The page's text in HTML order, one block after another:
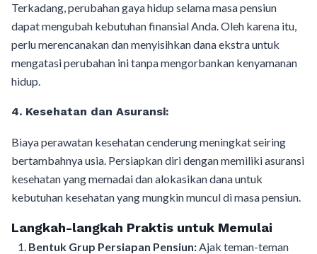
Terkadang, perubahan gaya hidup selama masa pensiun
dapat mengubah kebutuhan finansial Anda. Oleh karena itu,
perlu merencanakan dan menyisihkan dana ekstra untuk
mengatasi perubahan ini tanpa mengorbankan kenyamanan
hidup.
4. Kesehatan dan Asuransi:
Biaya perawatan kesehatan cenderung meningkat seiring
bertambahnya usia. Persiapkan diri dengan memiliki asuransi
kesehatan yang memadai dan alokasikan dana untuk
kebutuhan kesehatan yang mungkin muncul di masa pensiun.
Langkah-langkah Praktis untuk Memulai
Bentuk Grup Persiapan Pensiun:Ajak teman-teman